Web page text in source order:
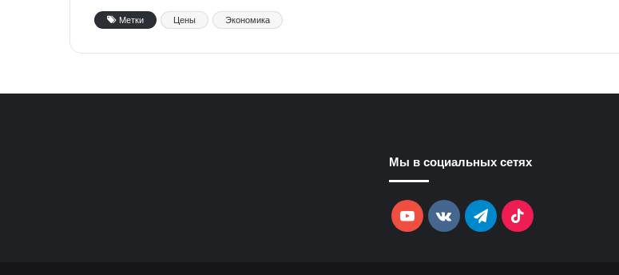
Метки Цены Экономика
Мы в социальных сетях
YouTubevk.comTelegramTikTok